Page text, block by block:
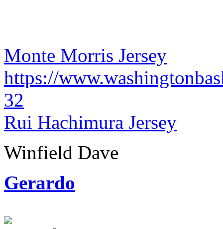
Monte Morris Jersey
https://
32
Rui Hachimura Jersey
Winfield Dave
Gerardo